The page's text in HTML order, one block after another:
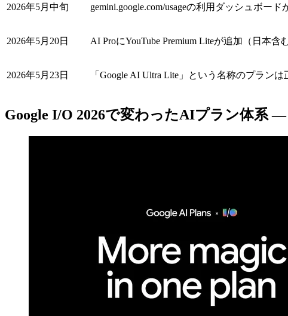
2026年5月中旬 gemini.google.com/usageの利用ダッシュボー
2026年5月20日 AI ProにYouTube Premium Liteが追加（日本含
2026年5月23日 「Google AI Ultra Lite」という名称のプラン
Google I/O 2026で変わったAIプラン体系